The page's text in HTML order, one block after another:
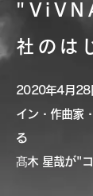
社のは
2020年4月28
イン・作曲家
る
髙木 星哉が"